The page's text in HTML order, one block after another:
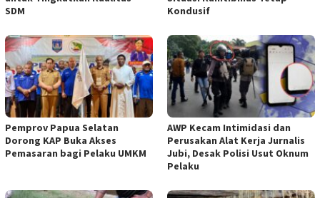
SDM
Kondusif
Pemprov Papua Selatan
Dorong KAP Buka Akses
Pemasaran bagi Pelaku UMKM
AWP Kecam Intimidasi dan
Perusakan Alat Kerja Jurnalis
Jubi, Desak Polisi Usut Oknum
Pelaku